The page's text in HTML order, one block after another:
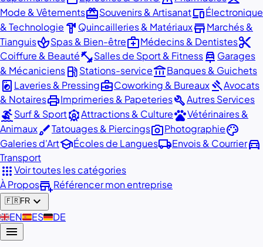
Mode & VêtementsredeemSouvenirs & ArtisanatdevicesÉlectronique
& Technologie hardware Quincailleries & MatériauxstoreMarchés &
TianguisspaSpas & Bien-êtremedical_servicesMédecins & Dentistescontent_cut
Coiffure & Beautéfitness_centerSalles de Sport & Fitnesscar_repair Garages
& Mécanicienslocal_gas_stationStations-serviceaccount_balanceBanques & Guichets
local_laundry_service Laveries & Pressingbusiness_centerCoworking & BureauxgavelAvocats
& NotairesprintImprimeries & PapeteriesbuildAutres Services
surfingSurf & SportattractionsAttractions & CulturepetsVétérinaires &
AnimauxbrushTatouages & Piercingsphoto_cameraPhotographiepalette
Galeries d'ArtschoolÉcoles de Langueslocal_shippingEnvois & Courrierdirections_car
Transport
appsVoir toutes les catégories
À Proposadd_businessRéférencer mon entreprise
🇫🇷FR expand_more
🇬🇧EN🇪🇸ES🇩🇪DE
menu